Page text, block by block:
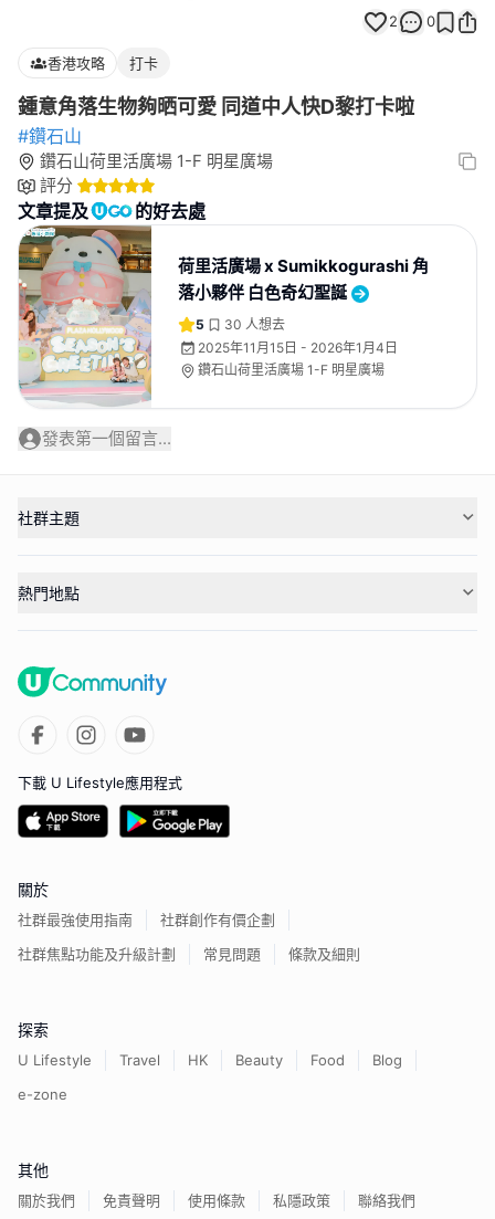
2 0
香港攻略 打卡
鍾意角落生物夠晒可愛 同道中人快D黎打卡啦
#鑽石山
鑽石山荷里活廣場 1-F 明星廣場
評分
文章提及 的好去處
荷里活廣場 x Sumikkogurashi 角
落小夥伴 白色奇幻聖誕
5 30 人想去
2025年11月15日 - 2026年1月4日
鑽石山荷里活廣場 1-F 明星廣場
發表第一個留言...
社群主題
熱門地點
下載 U Lifestyle應用程式
關於
社群最強使用指南
社群創作有價企劃
社群焦點功能及升級計劃
常見問題 條款及細則
探索
U Lifestyle Travel HK Beauty Food
Blog
e-zone
其他
關於我們 免責聲明 使用條款 私隱政策 聯絡我們